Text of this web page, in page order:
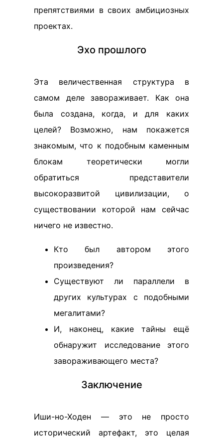
препятствиями в своих амбициозных
проектах.
Эхо прошлого
Эта величественная структура в
самом деле завораживает. Как она
была создана, когда, и для каких
целей? Возможно, нам покажется
знакомым, что к подобным каменным
блокам теоретически могли
обратиться представители
высокоразвитой цивилизации, о
существовании которой нам сейчас
ничего не известно.
Кто был автором этого
произведения?
Существуют ли параллели в
других культурах с подобными
мегалитами?
И, наконец, какие тайны ещё
обнаружит исследование этого
завораживающего места?
Заключение
Иши-но-Ходен — это не просто
исторический артефакт, это целая